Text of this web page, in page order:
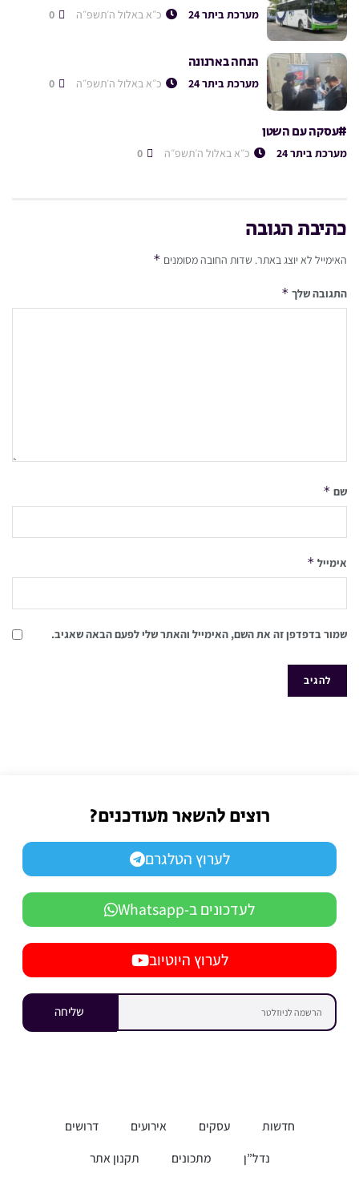
מערכת ביתר 24 כ״א באלול ה׳תשפ״ה
הנחה בארנונה
מערכת ביתר 24 כ״א באלול ה׳תשפ״ה
#עסקה עם השטן
מערכת ביתר 24 כ״א באלול ה׳תשפ״ה
כתיבת תגובה
האימייל לא יוצג באתר. שדות החובה מסומנים *
התגובה שלך *
שם *
אימייל *
שמור בדפדפן זה את השם, האימייל והאתר שלי לפעם הבאה שאגיב.
רוצים להשאר מעודכנים?
לערוץ הטלגרם
לעדכונים ב-Whatsapp
לערוץ היוטיוב
שליחה
חדשות עסקים אירועים
דרושים
נדל”ן
מתכונים תקנון אתר